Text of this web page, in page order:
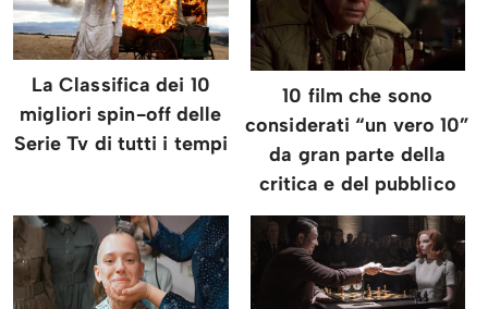
La Classifica dei 10
migliori spin-off delle
Serie Tv di tutti i tempi
10 film che sono
considerati “un vero 10”
da gran parte della
critica e del pubblico